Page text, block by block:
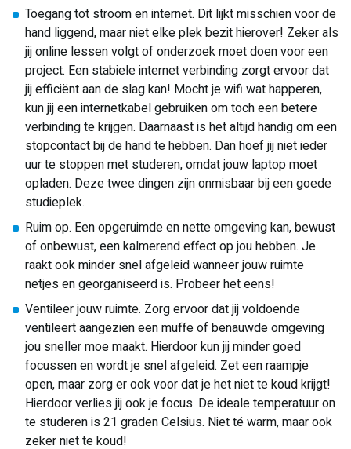
Toegang tot stroom en internet. Dit lijkt misschien voor de
hand liggend, maar niet elke plek bezit hierover! Zeker als
jij online lessen volgt of onderzoek moet doen voor een
project. Een stabiele internet verbinding zorgt ervoor dat
jij efficiënt aan de slag kan! Mocht je wifi wat happeren,
kun jij een internetkabel gebruiken om toch een betere
verbinding te krijgen. Daarnaast is het altijd handig om een
stopcontact bij de hand te hebben. Dan hoef jij niet ieder
uur te stoppen met studeren, omdat jouw laptop moet
opladen. Deze twee dingen zijn onmisbaar bij een goede
studieplek.
Ruim op. Een opgeruimde en nette omgeving kan, bewust
of onbewust, een kalmerend effect op jou hebben. Je
raakt ook minder snel afgeleid wanneer jouw ruimte
netjes en georganiseerd is. Probeer het eens!
Ventileer jouw ruimte. Zorg ervoor dat jij voldoende
ventileert aangezien een muffe of benauwde omgeving
jou sneller moe maakt. Hierdoor kun jij minder goed
focussen en wordt je snel afgeleid. Zet een raampje
open, maar zorg er ook voor dat je het niet te koud krijgt!
Hierdoor verlies jij ook je focus. De ideale temperatuur on
te studeren is 21 graden Celsius. Niet té warm, maar ook
zeker niet te koud!